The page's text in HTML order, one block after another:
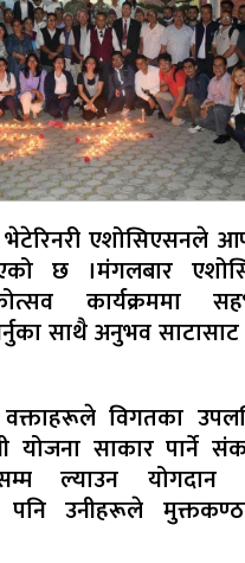
भेटेरिनरी एशोसिएसनले
छ ।मंगलबार
कार्यक्रममा
साथै अनुभव
वक्ताहरूले विगतका
योजना साकार पार्ने
ल्याउन योगदान
पनि उनीहरूले